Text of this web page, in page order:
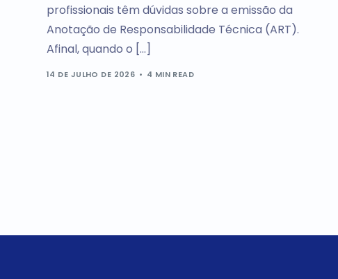
profissionais têm dúvidas sobre a emissão da
Anotação de Responsabilidade Técnica (ART).
Afinal, quando o […]
14 DE JULHO DE 2026 4 MIN READ